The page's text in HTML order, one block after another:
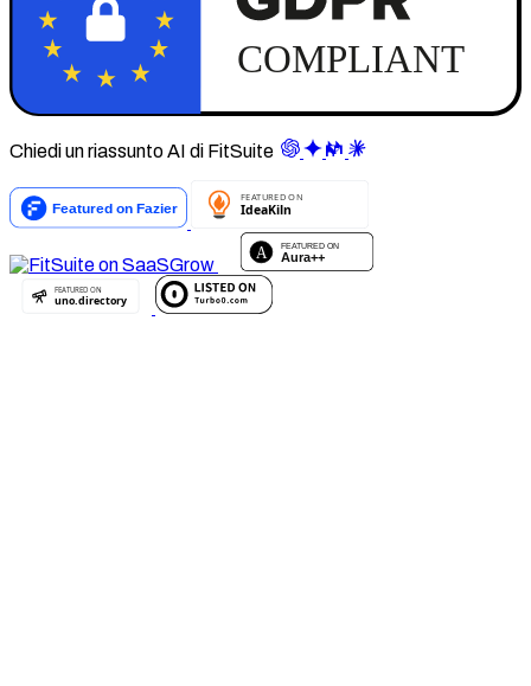
Chiedi un riassunto AI di FitSuite